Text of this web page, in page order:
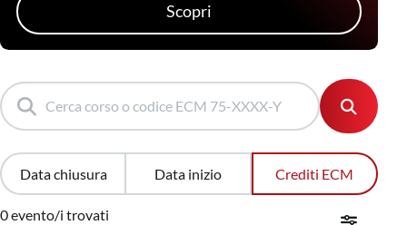
Scopri
Data chiusura Data inizio Crediti ECM
0 evento/i trovati